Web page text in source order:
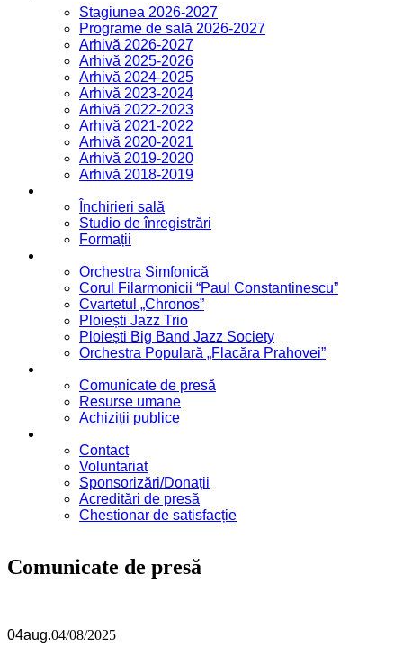
Stagiunea 2026-2027
Programe de sală 2026-2027
Arhivă 2026-2027
Arhivă 2025-2026
Arhivă 2024-2025
Arhivă 2023-2024
Arhivă 2022-2023
Arhivă 2021-2022
Arhivă 2020-2021
Arhivă 2019-2020
Arhivă 2018-2019
Închirieri sală
Studio de înregistrări
Formații
Orchestra Simfonică
Corul Filarmonicii “Paul Constantinescu”
Cvartetul „Chronos”
Ploiești Jazz Trio
Ploiești Big Band Jazz Society
Orchestra Populară „Flacăra Prahovei”
Comunicate de presă
Resurse umane
Achiziții publice
Contact
Voluntariat
Sponsorizări/Donații
Acreditări de presă
Chestionar de satisfacție
Comunicate de presă
04aug.04/08/2025